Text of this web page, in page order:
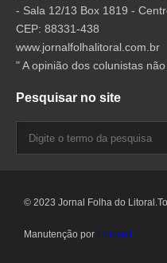
- Sala 12/13 Box 1819 -
CEP: 88331-438
www.jornalfolhalitoral.com.br
" A opinião dos colunistas
Pesquisar no site
© 2023 Jornal Folha do
Manutenção por Eniosoft